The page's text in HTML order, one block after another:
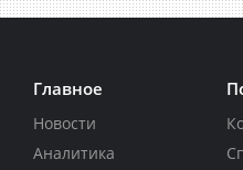
Главное
Новости
Аналитика